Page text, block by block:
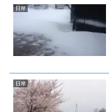
日常
日常